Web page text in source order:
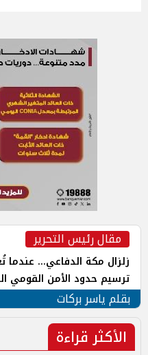
مقال رئيس التحرير
زلزال مكة الدفاعي... عندما
ترسيم حدود الأمن القومي
بقلم ياسر بركات
الأكثر قراءة